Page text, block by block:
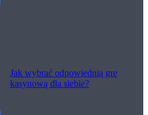
Jak wybrać odpowiednią grę
kasynową dla siebie?